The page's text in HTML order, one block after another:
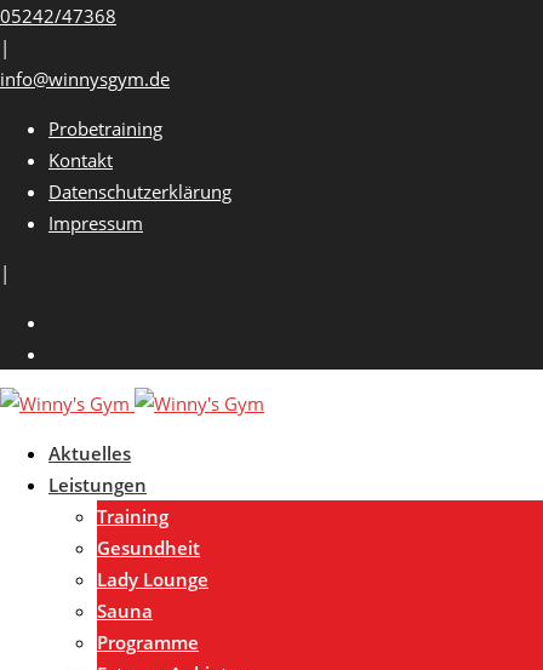
Skip
to
content
05242/47368
|
info@winnysgym.de
Probetraining
Kontakt
Datenschutzerklärung
Impressum
|
Aktuelles
Leistungen
Training
Gesundheit
Lady Lounge
Sauna
Programme